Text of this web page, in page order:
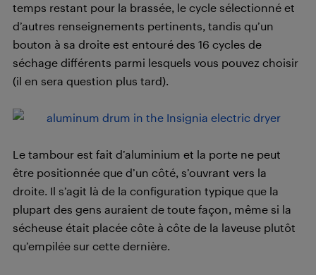
temps restant pour la brassée, le cycle sélectionné et
d’autres renseignements pertinents, tandis qu’un
bouton à sa droite est entouré des 16 cycles de
séchage différents parmi lesquels vous pouvez choisir
(il en sera question plus tard).
Le tambour est fait d’aluminium et la porte ne peut
être positionnée que d’un côté, s’ouvrant vers la
droite. Il s’agit là de la configuration typique que la
plupart des gens auraient de toute façon, même si la
sécheuse était placée côte à côte de la laveuse plutôt
qu’empilée sur cette dernière.